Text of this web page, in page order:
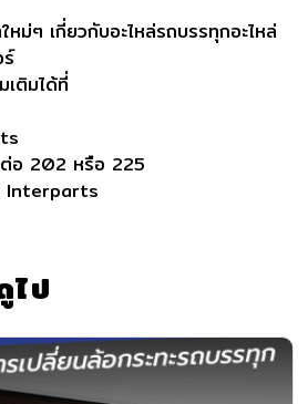
หม่ๆ เกี่ยวกับอะไหล่รถบรรทุกอะไหล่
ติมได้ที่
อ 202 หรือ 225
Interparts
ไป